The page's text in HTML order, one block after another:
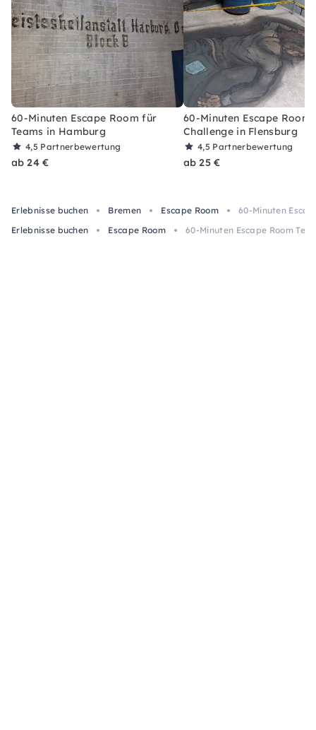
60-Minuten Escape Room für
Teams in Hamburg
4,5 Partnerbewertung
ab 24 €
60-Minuten Escape Room
Challenge in Flensburg
4,5 Partnerbewertung
ab 25 €
Erlebnisse buchen Bremen Escape Room
60-Minuten
Erlebnisse buchen
Escape Room 60-Minuten Escape Room